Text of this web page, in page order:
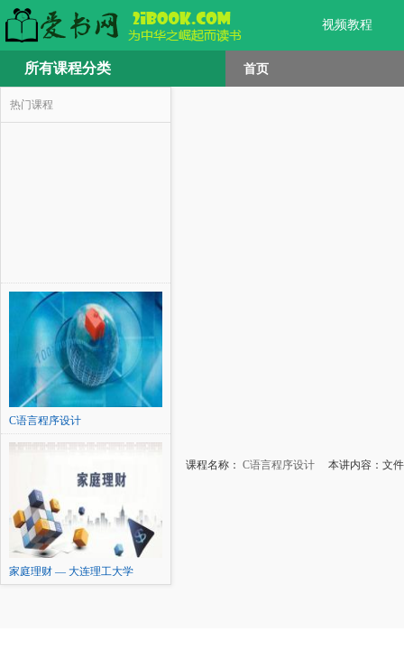
视频教程
所有课程分类 首页
热门课程
C语言程序设计
家庭理财 — 大连理工大学
课程名称： C语言程序设计 本讲内容：文件